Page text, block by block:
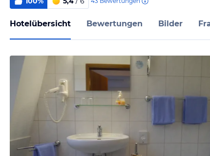
Hotelübersicht Bewertungen Bilder